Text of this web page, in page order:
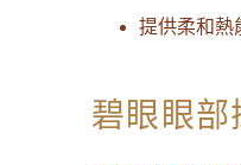
提供柔和熱
碧眼眼部